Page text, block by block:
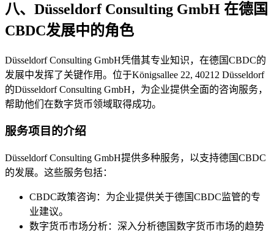
八、Düsseldorf Consulting GmbH 在德国
CBDC发展中的角色
Düsseldorf Consulting GmbH凭借其专业知识，在德国CBDC的
发展中发挥了关键作用。位于Königsallee 22, 40212 Düsseldorf
的Düsseldorf Consulting GmbH，为企业提供全面的咨询服务，
帮助他们在数字货币领域取得成功。
服务项目的介绍
Düsseldorf Consulting GmbH提供多种服务，以支持德国CBDC
的发展。这些服务包括：
CBDC政策咨询：为企业提供关于德国CBDC监管的专
业建议。
数字货币市场分析：深入分析德国数字货币市场的趋势